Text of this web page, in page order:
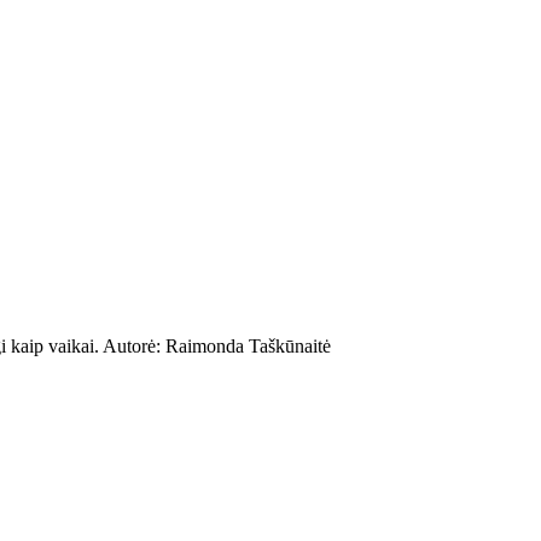
kaip vaikai. Autorė: Raimonda Taškūnaitė